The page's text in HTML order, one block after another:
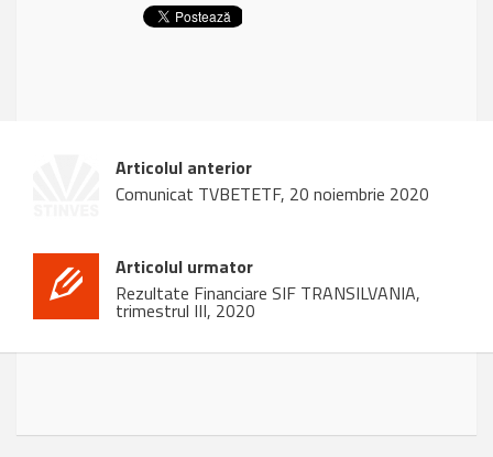
Articolul anterior
Comunicat TVBETETF, 20 noiembrie 2020
Articolul urmator
Rezultate Financiare SIF TRANSILVANIA,
trimestrul III, 2020